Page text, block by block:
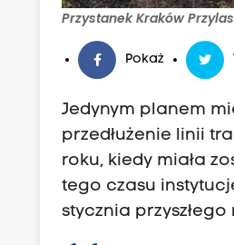
Przystanek Kraków
Pokaż
Jedynym planem
przedłużenie linii
roku, kiedy miała
tego czasu
stycznia przyszłego